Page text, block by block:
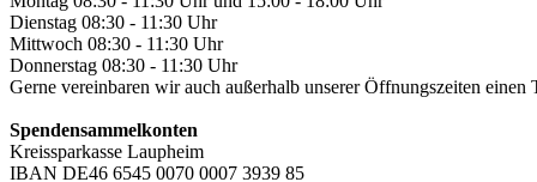
Dienstag 08:30 - 11:30 Uhr
Mittwoch 08:30 - 11:30 Uhr
Donnerstag 08:30 - 11:30 Uhr
Gerne vereinbaren wir auch außerhalb unserer Öffnungszeiten einen
Spendensammelkonten
Kreissparkasse Laupheim
IBAN DE46 6545 0070 0007 3939 85